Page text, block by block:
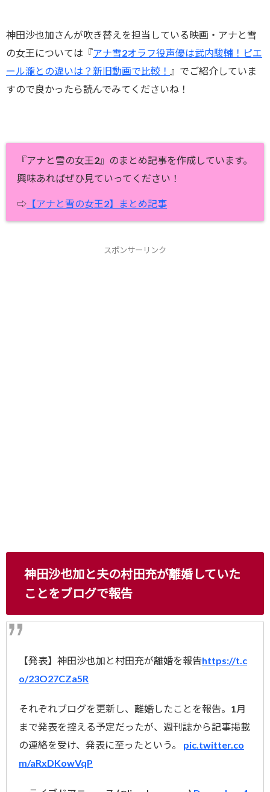
神田沙也加さんが吹き替えを担当している映画・アナと雪
の女王については『アナ雪2オラフ役声優は武内駿輔！ピエ
ール瀧との違いは？新旧動画で比較！ 』でご紹介していま
すので良かったら読んでみてくださいね！
『アナと雪の女王2』のまとめ記事を作成しています。
興味あればぜひ見ていってください！
⇨ 【アナと雪の女王2】まとめ記事
スポンサーリンク
神田沙也加と夫の村田充が離婚していた
ことをブログで報告
【発表】神田沙也加と村田充が離婚を報告https://t.c
o/23O27CZa5R
それぞれブログを更新し、離婚したことを報告。1月
まで発表を控える予定だったが、週刊誌から記事掲載
の連絡を受け、発表に至ったという。 pic.twitter.co
m/aRxDKowVqP